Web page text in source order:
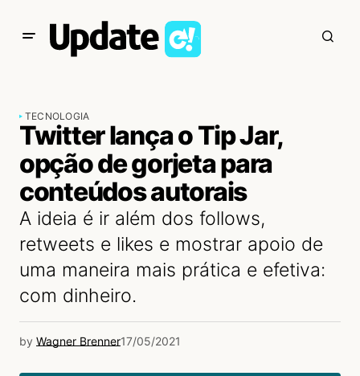
TECNOLOGIA
Twitter lança o Tip Jar,
opção de gorjeta para
conteúdos autorais
A ideia é ir além dos follows,
retweets e likes e mostrar apoio de
uma maneira mais prática e efetiva:
com dinheiro.
by Wagner Brenner17/05/2021